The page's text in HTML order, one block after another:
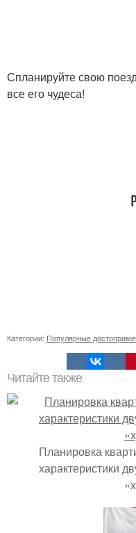
Спланируйте свою
все его чудеса!
Категории: Популярные
Читайте также
Планировка
характеристики